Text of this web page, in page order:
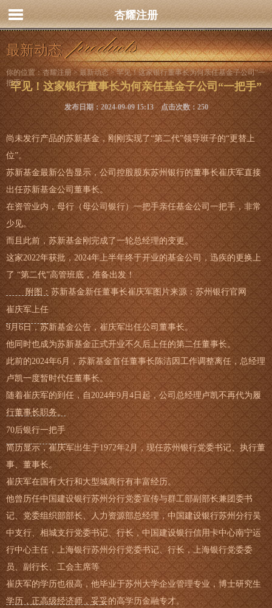
杏耀注册
最新动态
你的位置：杏耀注册>最新动态> 罕见！这家银行董事长为何亲任基金子公司“一
把手”
罕见！这家银行董事长为何亲任基金子公司“一把手”
发布日期：2024-09-09 15:13 点击次数：250
尚未发行产品的苏新基金，刚刚实现了“第二代”领导班子的“更替上
位”。
苏新基金最新公告显示，公司控股股东苏州银行的董事长崔庆军直接
出任苏新基金公司董事长。
在资管业内，母行（母公司银行）一把手亲任基金公司一把手，非常
少见。
而且此前，苏新基金刚完成了一轮总经理的变更。
这家2022年获批，2024年上半年终于开业的基金公司，迅疾的更换上
了 “第二代”高管班底，准备出发！
附图：苏新基金新任董事长崔庆军图片来源：苏州银行官网
崔庆军上任
9月6日，苏新基金公告，崔庆军出任公司董事长。
他同时也成为苏新基金正式开业不久后上任的第二任董事长。
此前的2024年6月，苏新基金首任董事长陈洁因工作调整离任，总经理
卢凯一度暂时代任董事长。
随着崔庆军的到任，自2024年9月4日起，公司总经理卢凯不再代为履
行董事长职务。
70后银行一把手
简历显示，崔庆军出生于1972年2月，现任苏州银行党委书记、执行董
事、董事长。
崔庆军在国有大行和大型城商行有丰富经历。
他曾历任中国建设银行苏州分行党委宣传与群工部副部长兼团委书
记、党委组织部部长、人力资源部总经理，中国建设银行苏州分行吴
中支行、相城支行党委书记、行长，中国建设银行信用卡中心南宁运
行中心主任，上海银行苏州分行党委书记、行长，上海银行党委委
员、副行长、工会主席等
崔庆军的学历也很高，他毕业于苏州大学企业管理专业，博士研究生
学历，正高级经济师，妥妥的高学历金融专才。